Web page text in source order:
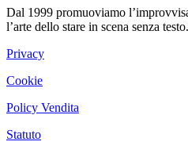
Dal 1999 promuoviamo
l’arte dello stare in scena senza testo.
Privacy
Cookie
Policy Vendita
Statuto